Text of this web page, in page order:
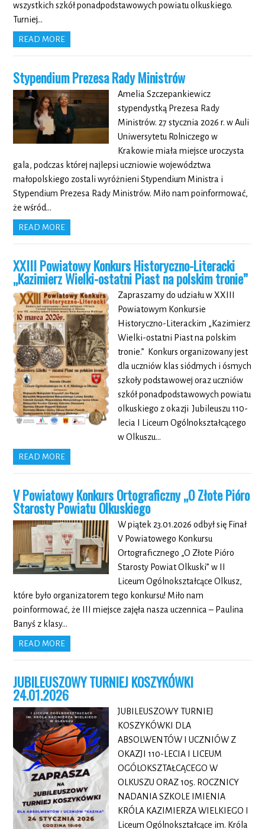
wszystkich szkół ponadpodstawowych powiatu olkuskiego.
Turniej…
READ MORE
Stypendium Prezesa Rady Ministrów
Amelia Szczepankiewicz
stypendystką Prezesa Rady
Ministrów. 27 stycznia 2026 r. w Auli
Uniwersytetu Rolniczego w
Krakowie miała miejsce uroczysta
gala, podczas której najlepsi uczniowie województwa
małopolskiego zostali wyróżnieni Stypendium Ministra i
Stypendium Prezesa Rady Ministrów. Miło nam poinformować,
że wśród…
READ MORE
XXIII Powiatowy Konkurs Historyczno-Literacki
„Kazimierz Wielki-ostatni Piast na polskim tronie”
Zapraszamy do udziału w XXIII
Powiatowym Konkursie
Historyczno-Literackim „Kazimierz
Wielki-ostatni Piast na polskim
tronie.” Konkurs organizowany jest
dla uczniów klas siódmych i ósmych
szkoły podstawowej oraz uczniów
szkół ponadpodstawowych powiatu
olkuskiego z okazji Jubileuszu 110-
lecia I Liceum Ogólnokształcącego
w Olkuszu…
READ MORE
V Powiatowy Konkurs Ortograficzny „O Złote Pióro
Starosty Powiatu Olkuskiego
W piątek 23.01.2026 odbył się Finał
V Powiatowego Konkursu
Ortograficznego „O Złote Pióro
Starosty Powiat Olkuski” w II
Liceum Ogólnokształcące Olkusz,
które było organizatorem tego konkursu! Miło nam
poinformować, że III miejsce zajęła nasza uczennica – Paulina
Banyś z klasy…
READ MORE
JUBILEUSZOWY TURNIEJ KOSZYKÓWKI
24.01.2026
JUBILEUSZOWY TURNIEJ
KOSZYKÓWKI DLA
ABSOLWENTÓW I UCZNIÓW Z
OKAZJI 110-LECIA I LICEUM
OGÓLOKSZTAŁCĄCEGO W
OLKUSZU ORAZ 105. ROCZNICY
NADANIA SZKOLE IMIENIA
KRÓLA KAZIMIERZA WIELKIEGO I
Liceum Ogólnokształcące im. Króla